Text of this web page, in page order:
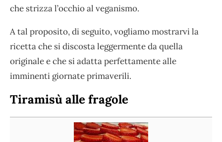
che strizza l’occhio al veganismo.
A tal proposito, di seguito, vogliamo mostrarvi la
ricetta che si discosta leggermente da quella
originale e che si adatta perfettamente alle
imminenti giornate primaverili.
Tiramisù alle fragole